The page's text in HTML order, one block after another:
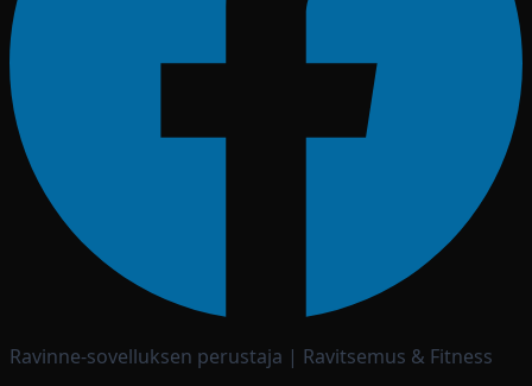
Ravinne-sovelluksen perustaja | Ravitsemus & Fitness